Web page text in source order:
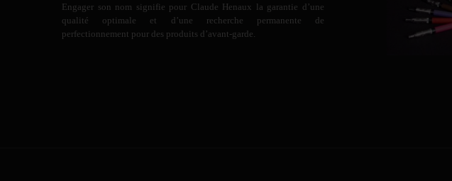
Engager son nom signifie pour Claude Henaux la garantie d’une
qualité optimale et d’une recherche permanente de
perfectionnement pour des produits d’avant-garde.